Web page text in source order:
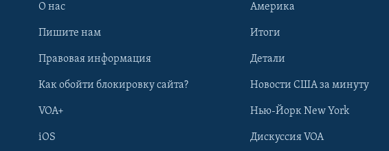
О нас
Пишите нам
Правовая информация
Как обойти блокировку сайта?
VOA+
iOS
Америка
Итоги
Детали
Новости США за минуту
Нью-Йорк New York
Дискуссия VOA